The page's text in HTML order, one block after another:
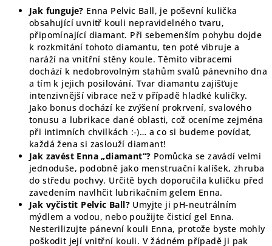
Jak funguje? Enna Pelvic Ball, je poševní kulička
obsahující uvnitř kouli nepravidelného tvaru,
připomínající diamant. Při sebemenším pohybu dojde
k rozkmitání tohoto diamantu, ten poté vibruje a
naráží na vnitřní stěny koule. Těmito vibracemi
dochází k nedobrovolným stahům svalů pánevního dna
a tím k jejich posilování. Tvar diamantu zajišťuje
intenzivnější vibrace než v případě hladké kuličky.
Jako bonus dochází ke zvýšení prokrvení, svalového
tonusu a lubrikace dané oblasti, což oceníme zejména
při intimních chvilkách :-)… a co si budeme povídat,
každá žena si zaslouží diamant!
Jak zavést Enna „diamant“? Pomůcka se zavádí velmi
jednoduše, podobně jako menstruační kalíšek, zhruba
do středu pochvy. Určitě bych doporučila kuličku před
zavedením navlhčit lubrikačním gelem Enna.
Jak vyčistit Pelvic Ball? Umyjte ji pH-neutrálním
mýdlem a vodou, nebo použijte čisticí gel Enna.
Nesterilizujte pánevní kouli Enna, protože byste mohly
poškodit její vnitřní kouli. V žádném případě ji pak